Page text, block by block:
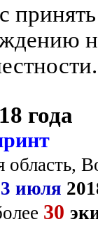
года
область,
3 июля
30